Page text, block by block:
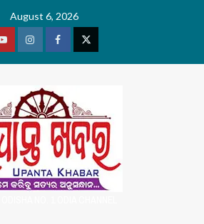
August 6, 2026
YoutubeVimeoFacebookTwitter